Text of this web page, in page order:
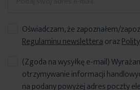
Oświadczam, że zapoznałem/
Regulaminu newsletteraoraz
(Zgoda na wysyłkę e-mail)
otrzymywanie informacji
na podany powyżej adres poczty